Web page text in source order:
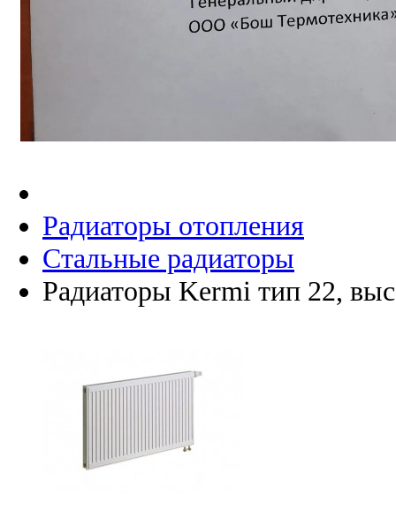
Радиаторы отопления
Стальные радиаторы
Радиаторы Kermi тип 22,